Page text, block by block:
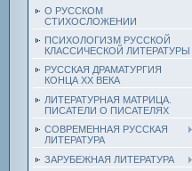
О РУССКОМ
СТИХОСЛОЖЕНИИ
ПСИХОЛОГИЗМ РУССКОЙ
КЛАССИЧЕСКОЙ ЛИТЕРАТУРЫ
РУССКАЯ ДРАМАТУРГИЯ
КОНЦА ХХ ВЕКА
ЛИТЕРАТУРНАЯ МАТРИЦА.
ПИСАТЕЛИ О ПИСАТЕЛЯХ
СОВРЕМЕННАЯ РУССКАЯ
ЛИТЕРАТУРА
ЗАРУБЕЖНАЯ ЛИТЕРАТУРА